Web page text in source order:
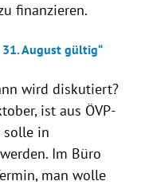
finanzieren.
August gültig“
wird diskutiert?
ist aus ÖVP-
solle in
Im Büro
man wolle